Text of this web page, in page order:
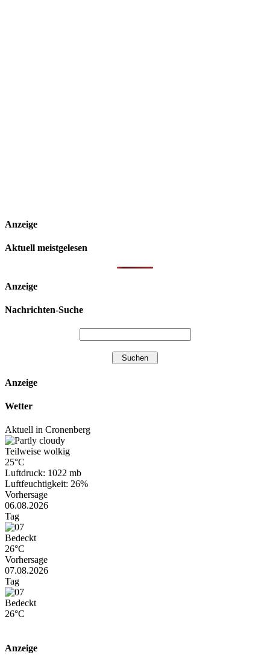
Anzeige
Aktuell meistgelesen
Anzeige
Nachrichten-Suche
Anzeige
Wetter
Aktuell in Cronenberg
Teilweise wolkig
25°C
Luftdruck: 1022 mb
Luftfeuchtigkeit: 26%
Vorhersage
06.08.2026
Tag
Bedeckt
26°C
Vorhersage
07.08.2026
Tag
Bedeckt
26°C
Anzeige